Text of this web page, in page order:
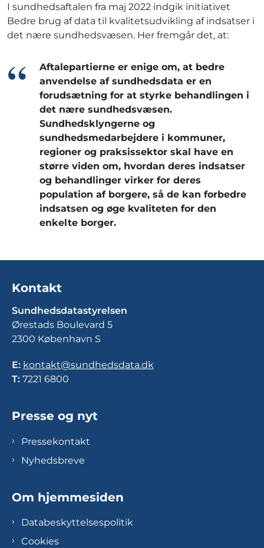
I sundhedsaftalen fra maj 2022 indgik initiativet
Bedre brug af data til kvalitetsudvikling af indsatser i
det nære sundhedsvæsen. Her fremgår det, at:
Aftalepartierne er enige om, at bedre
anvendelse af sundhedsdata er en
forudsætning for at styrke behandlingen i
det nære sundhedsvæsen.
Sundhedsklyngerne og
sundhedsmedarbejdere i kommuner,
regioner og praksissektor skal have en
større viden om, hvordan deres indsatser
og behandlinger virker for deres
population af borgere, så de kan forbedre
indsatsen og øge kvaliteten for den
enkelte borger.
Kontakt
Sundhedsdatastyrelsen
Ørestads Boulevard 5
2300 København S
E: kontakt@sundhedsdata.dk
T: 7221 6800
Presse og nyt
Pressekontakt
Nyhedsbreve
Om hjemmesiden
Databeskyttelsespolitik
Cookies